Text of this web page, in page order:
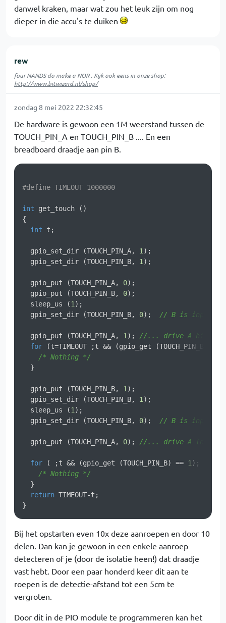
danwel kraken, maar wat zou het leuk zijn om nog
dieper in die accu's te duiken
rew
four NANDS do make a NOR . Kijk ook eens in onze shop:
http://www.bitwizard.nl/shop/
zondag 8 mei 2022 22:32:45
De hardware is gewoon een 1M weerstand tussen de
TOUCH_PIN_A en TOUCH_PIN_B .... En een
breadboard draadje aan pin B.
#define TIMEOUT 1000000
int get_touch
()
{
int t;
  gpio_set_dir (TOUCH_PIN_A,
1);
  gpio_set_dir (TOUCH_PIN_B,
1);
  gpio_put (TOUCH_PIN_A,
0);
  gpio_put (TOUCH_PIN_B,
0);
  sleep_us (
1);
  gpio_set_dir (TOUCH_PIN_B,
0); // B is input.
  gpio_put (TOUCH_PIN_A,
1); //... drive A high.
for (t=TIMEOUT ;t && (gpio_get (TOUCH_PIN_B) ==
/* Nothing */
  }
  gpio_put (TOUCH_PIN_B,
1);
  gpio_set_dir (TOUCH_PIN_B,
1);
  sleep_us (
1);
  gpio_set_dir (TOUCH_PIN_B,
0); // B is input.
  gpio_put (TOUCH_PIN_A,
0); //... drive A low.
for ( ;t && (gpio_get (TOUCH_PIN_B) == 1); t--)
/* Nothing */
  }
return TIMEOUT-t;
}
Bij het opstarten even 10x deze aanroepen en door 10
delen. Dan kan je gewoon in een enkele aanroep
detecteren of je (door de isolatie heen!) dat draadje
vast hebt. Door een paar honderd keer dit aan te
roepen is de detectie-afstand tot een 5cm te
vergroten.
Door dit in de PIO module te programmeren kan het